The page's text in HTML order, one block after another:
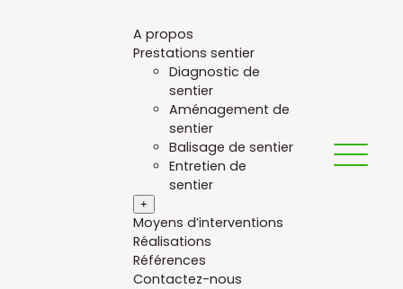
A propos
Prestations sentier
Diagnostic de
sentier
Aménagement de
sentier
Balisage de sentier
Entretien de
sentier
+
Moyens d’interventions
Réalisations
Références
Contactez-nous